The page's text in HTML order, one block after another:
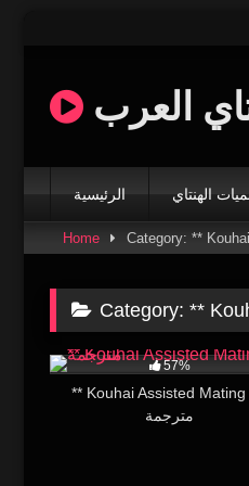
العرب
الرئيسية الهنتاي
Home Category: **
Category:**
57%
** Kouhai Assisted Mating
مترجمة